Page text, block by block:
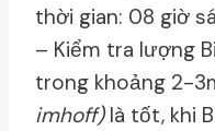
thời gian: 08 giờ
– Kiểm tra lượng
trong khoảng 2-
imhoff)là tốt, khi